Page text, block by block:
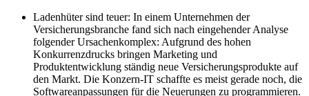
Ladenhüter sind teuer: In einem Unternehmen der
Versicherungsbranche fand sich nach eingehender Analyse
folgender Ursachenkomplex: Aufgrund des hohen
Konkurrenzdrucks bringen Marketing und
Produktentwicklung ständig neue Versicherungsprodukte auf
den Markt. Die Konzern-IT schaffte es meist gerade noch, die
Softwareanpassungen für die Neuerungen zu programmieren.